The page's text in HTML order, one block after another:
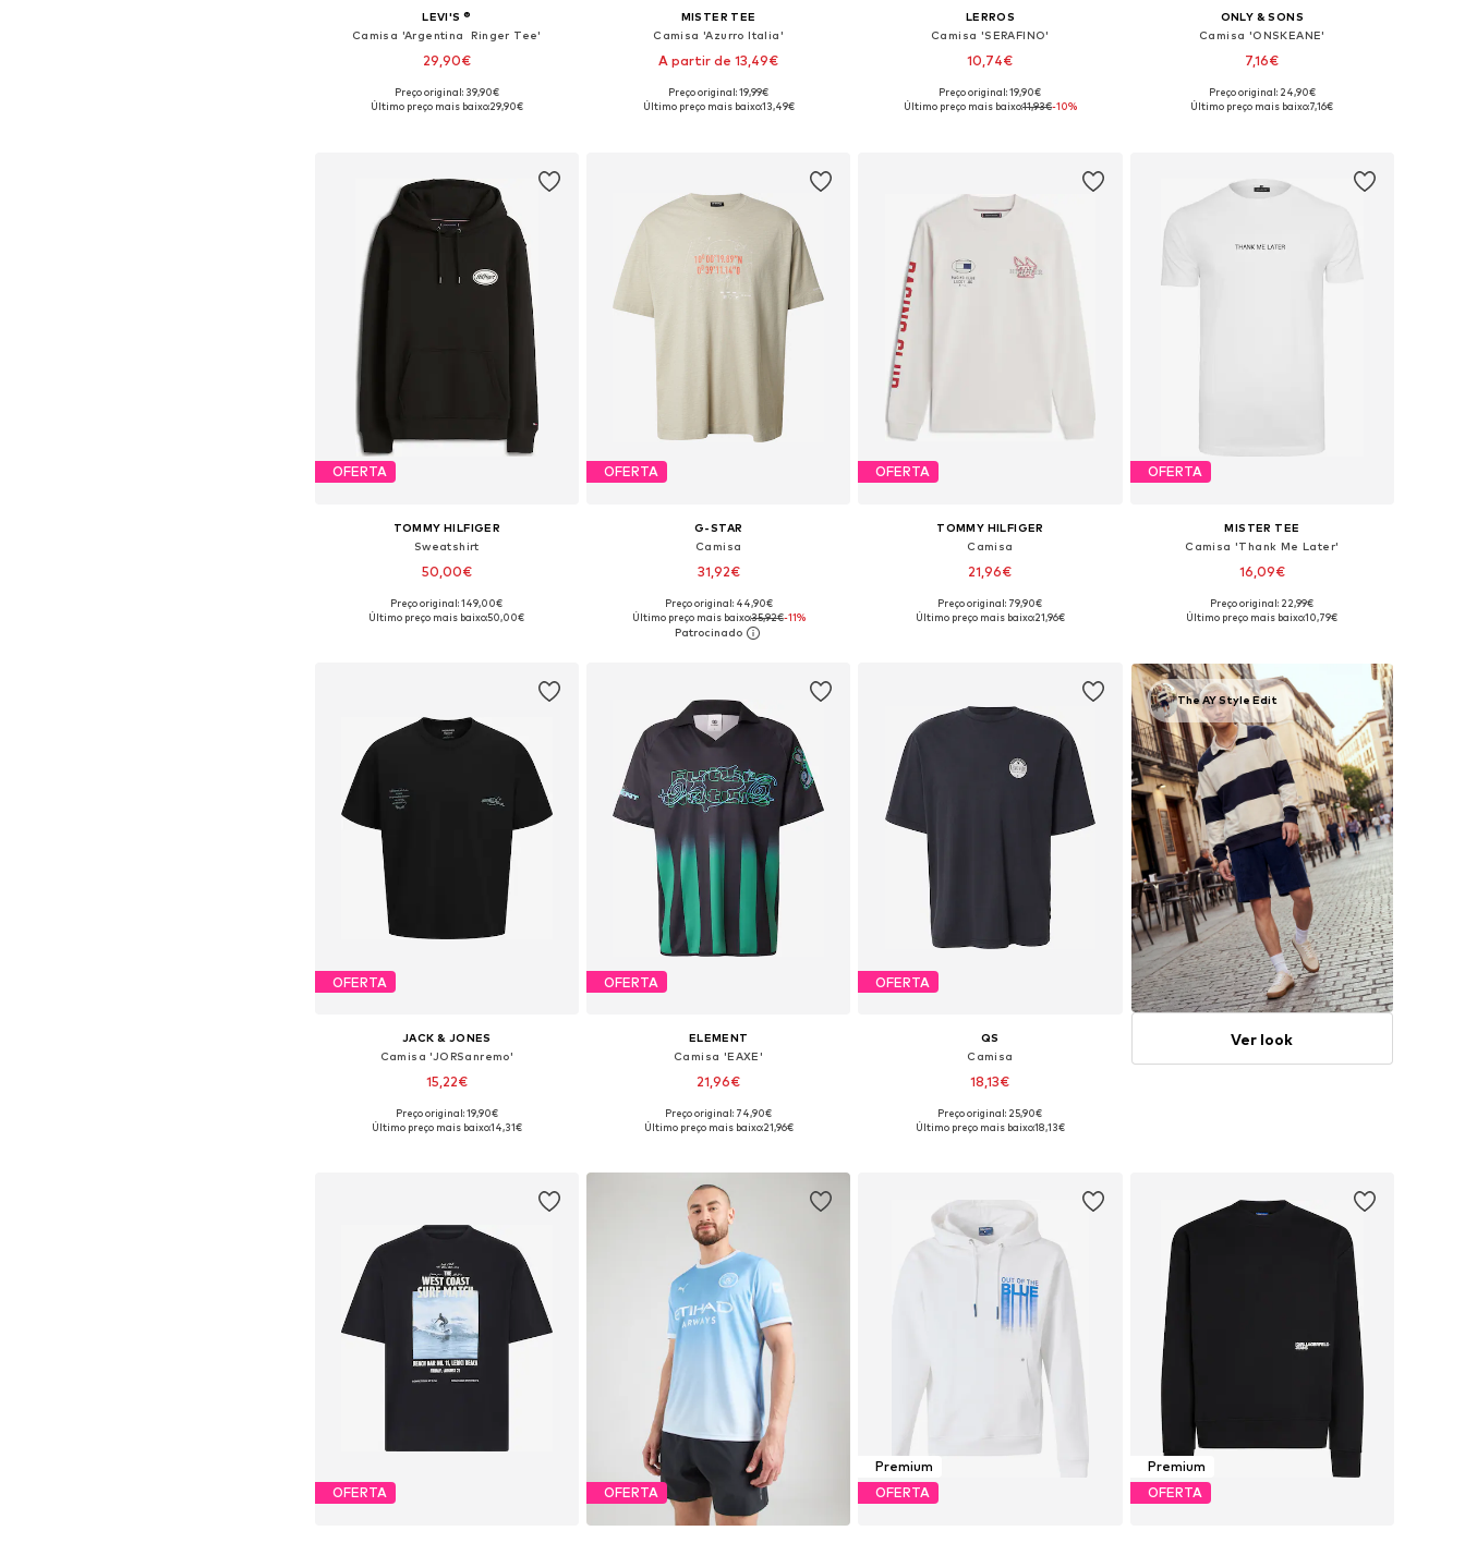
LEVI'S ®
Camisa 'Argentina Ringer Tee'
29,90€
+5
Tamanhos disponíveis: M, L, XL
Preço original: 39,90€
Último preço mais baixo:29,90€
MISTER TEE
Camisa 'Azurro Italia'
A partir de 13,49€
Tamanhos disponíveis: XS, S, M, L, 4XL, 5XL
Preço original: 19,99€
Último preço mais baixo:13,49€
LERROS
Camisa 'SERAFINO'
10,74€
Tamanhos disponíveis: S, M, L, XL
Preço original: 19,90€
Último preço mais baixo:11,93€-10%
ONLY & SONS
Camisa 'ONSKEANE'
7,16€
+9
Tamanhos disponíveis: S, M, L, XL
Preço original: 24,90€
Último preço mais baixo:7,16€
OFERTA
TOMMY HILFIGER
Sweatshirt
50,00€
Tamanhos disponíveis: S, M, L, XL, XXL
Preço original: 149,00€
Último preço mais baixo:50,00€
OFERTA
G-STAR
Camisa
31,92€
Tamanhos disponíveis: S, M, L, XL, XXL
Adicionar ao cesto
Preço original: 44,90€
Último preço mais baixo:35,92€-11%
OFERTA
TOMMY HILFIGER
Camisa
21,96€
Tamanhos disponíveis: XS, S, M, L, XL, XXL
Preço original: 79,90€
Último preço mais baixo:21,96€
OFERTA
MISTER TEE
Camisa 'Thank Me Later'
16,09€
Disponível em vários tamanhos
Preço original: 22,99€
Último preço mais baixo:10,79€
OFERTA
JACK & JONES
Camisa 'JORSanremo'
15,22€
Tamanhos disponíveis: S, M, L, XL, XXL
Preço original: 19,90€
Último preço mais baixo:14,31€
OFERTA
ELEMENT
Camisa 'EAXE'
21,96€
Tamanhos disponíveis: XS, S, M, L, XL
Preço original: 74,90€
Último preço mais baixo:21,96€
OFERTA
QS
Camisa
18,13€
Tamanhos disponíveis: S, M, L, XL, XXL
Preço original: 25,90€
Último preço mais baixo:18,13€
The AY Style Edit
Ver look
OFERTA OFERTA
Premium
OFERTA
Premium
OFERTA